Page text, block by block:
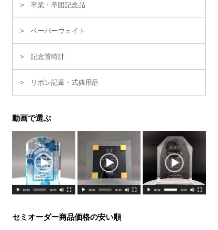
卒業・卒団記念品
ペーパーウェイト
記念置時計
リボン記章・式典用品
動画で選ぶ
セミオーダー商品価格の安い順